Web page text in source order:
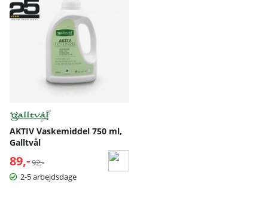
AKTIV Vaskemiddel 750 ml,
Galltvål
89,- Normalpris:
92,-
2-5 arbejdsdage